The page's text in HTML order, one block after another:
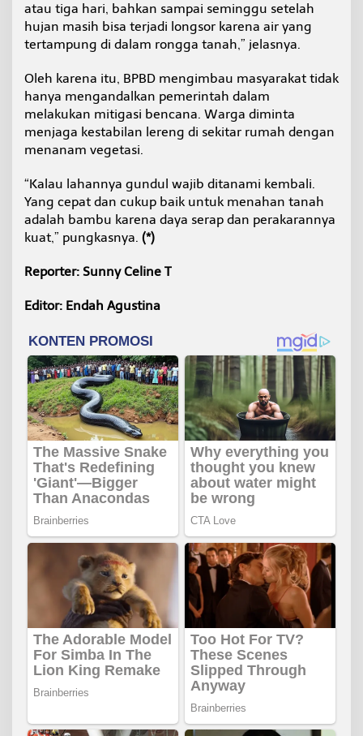
atau tiga hari, bahkan sampai seminggu setelah
hujan masih bisa terjadi longsor karena air yang
tertampung di dalam rongga tanah,” jelasnya.
Oleh karena itu, BPBD mengimbau masyarakat tidak
hanya mengandalkan pemerintah dalam
melakukan mitigasi bencana. Warga diminta
menjaga kestabilan lereng di sekitar rumah dengan
menanam vegetasi.
“Kalau lahannya gundul wajib ditanami kembali.
Yang cepat dan cukup baik untuk menahan tanah
adalah bambu karena daya serap dan perakarannya
kuat,” pungkasnya. (*)
Reporter: Sunny Celine T
Editor: Endah Agustina